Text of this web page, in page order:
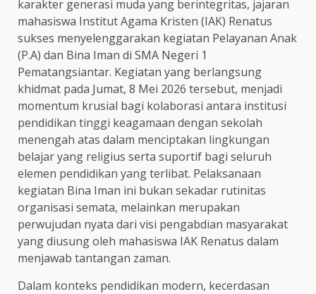
karakter generasi muda yang berintegritas, jajaran
mahasiswa Institut Agama Kristen (IAK) Renatus
sukses menyelenggarakan kegiatan Pelayanan Anak
(P.A) dan Bina Iman di SMA Negeri 1
Pematangsiantar. Kegiatan yang berlangsung
khidmat pada Jumat, 8 Mei 2026 tersebut, menjadi
momentum krusial bagi kolaborasi antara institusi
pendidikan tinggi keagamaan dengan sekolah
menengah atas dalam menciptakan lingkungan
belajar yang religius serta suportif bagi seluruh
elemen pendidikan yang terlibat. Pelaksanaan
kegiatan Bina Iman ini bukan sekadar rutinitas
organisasi semata, melainkan merupakan
perwujudan nyata dari visi pengabdian masyarakat
yang diusung oleh mahasiswa IAK Renatus dalam
menjawab tantangan zaman.
Dalam konteks pendidikan modern, kecerdasan